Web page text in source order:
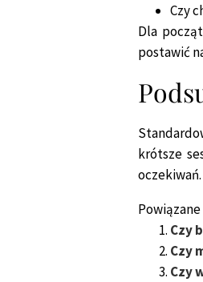
Czy
Dla
postawić
krótsze
oczekiwań.
Czy
Czy
Czy